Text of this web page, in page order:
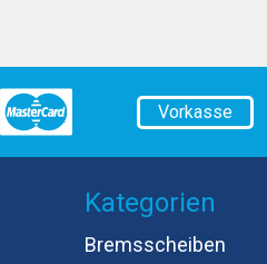
Vorkasse
Kategorien
Bremsscheiben